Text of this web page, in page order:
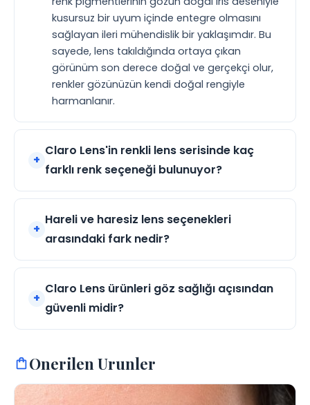
kusursuz bir uyum içinde entegre olmasını
sağlayan ileri mühendislik bir yaklaşımdır. Bu
sayede, lens takıldığında ortaya çıkan
görünüm son derece doğal ve gerçekçi olur,
renkler gözünüzün kendi doğal rengiyle
harmanlanır.
Claro Lens'in renkli lens serisinde kaç
farklı renk seçeneği bulunuyor?
Hareli ve haresiz lens seçenekleri
arasındaki fark nedir?
Claro Lens ürünleri göz sağlığı açısından
güvenli midir?
Onerilen Urunler